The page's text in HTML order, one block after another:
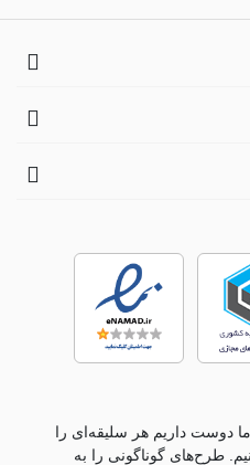
دوست داریم هر سلیقه‌ای را
طرح‌های گوناگونی را به